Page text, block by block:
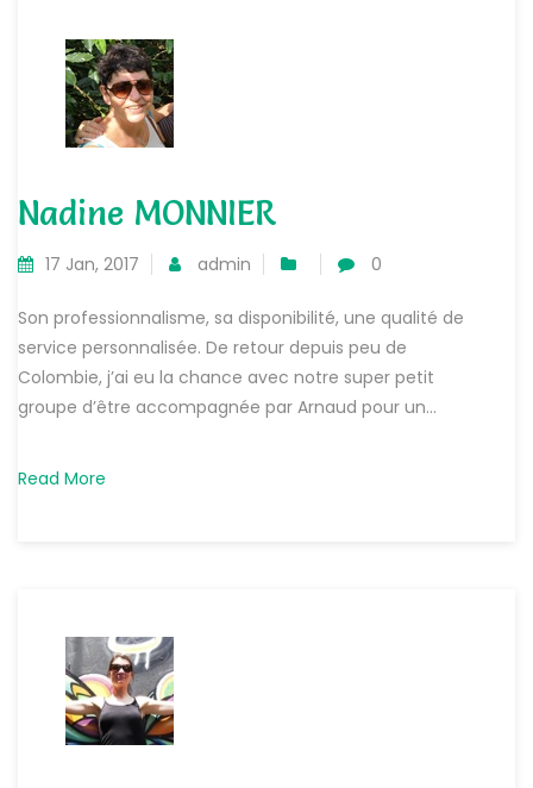
Nadine MONNIER
17 Jan, 2017 admin 0
Son professionnalisme, sa disponibilité, une qualité de
service personnalisée. De retour depuis peu de
Colombie, j’ai eu la chance avec notre super petit
groupe d’être accompagnée par Arnaud pour un...
Read More